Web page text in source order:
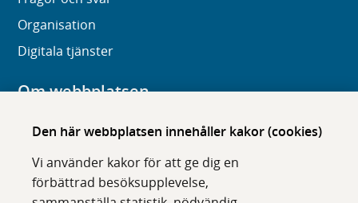
Den här webbplatsen innehåller kakor (cookies)
Vi använder kakor för att ge dig en
förbättrad besöksupplevelse,
Organisation
Digitala tjänster
Om webbplatsen
Om karolinska.se
Tillgänglighet